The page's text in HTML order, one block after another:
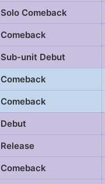
Solo Comeback
Comeback
Sub-unit Debut
Comeback
Comeback
Debut
Release
Comeback